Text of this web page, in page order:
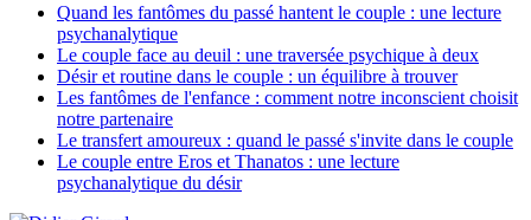
Quand les fantômes du passé hantent le couple : une lecture
psychanalytique
Le couple face au deuil : une traversée psychique à deux
Désir et routine dans le couple : un équilibre à trouver
Les fantômes de l'enfance : comment notre inconscient choisit
notre partenaire
Le transfert amoureux : quand le passé s'invite dans le couple
Le couple entre Eros et Thanatos : une lecture
psychanalytique du désir